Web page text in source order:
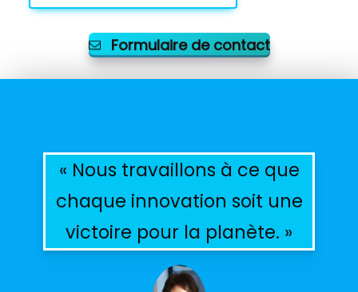
Formulaire de contact
« Nous travaillons à ce que
chaque innovation soit une
victoire pour la planète. »